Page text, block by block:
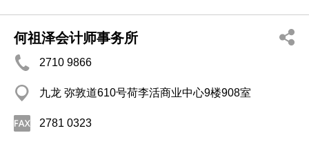
何祖泽会计师事务所
2710 9866
九龙 弥敦道610号荷李活商业中心9楼908室
2781 0323